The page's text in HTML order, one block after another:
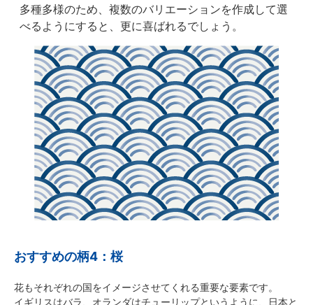
多種多様のため、複数のバリエーションを作成して選
べるようにすると、更に喜ばれるでしょう。
おすすめの柄4：桜
花もそれぞれの国をイメージさせてくれる重要な要素です。
イギリスはバラ、オランダはチューリップというように、日本と